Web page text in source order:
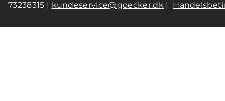
73238315 | kundeservice@goecker.dk|